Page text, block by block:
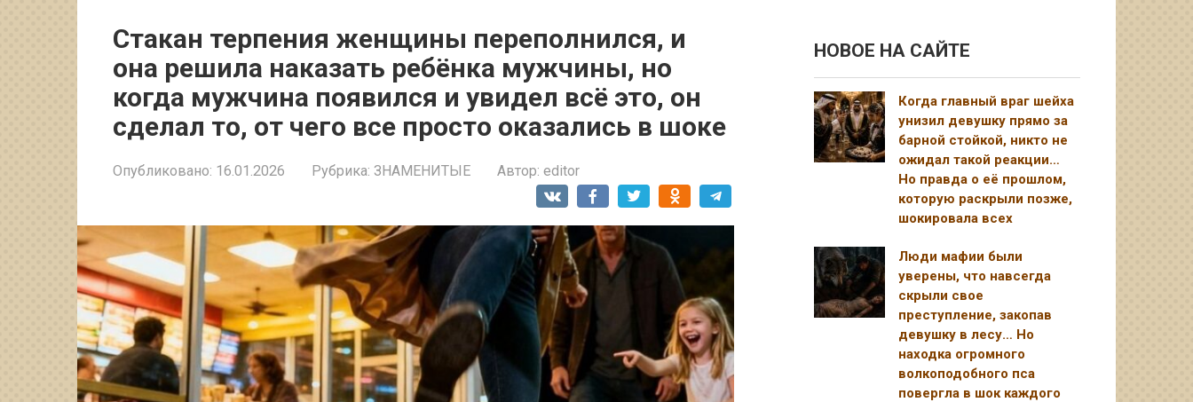
Стакан терпения женщины переполнился, и
она решила наказать ребёнка мужчины, но
когда мужчина появился и увидел всё это, он
сделал то, от чего все просто оказались в шоке
Опубликовано: 16.01.2026 Рубрика: ЗНАМЕНИТЫЕ Автор: editor
НОВОЕ НА САЙТЕ
Когда главный враг шейха
унизил девушку прямо за
барной стойкой, никто не
ожидал такой реакции…
Но правда о её прошлом,
которую раскрыли позже,
шокировала всех
Люди мафии были
уверены, что навсегда
скрыли свое
преступление, закопав
девушку в лесу… Но
находка огромного
волкоподобного пса
повергла в шок каждого